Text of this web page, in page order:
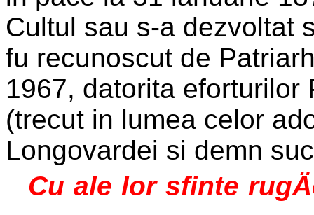
Cultul sau s-a dezvoltat
fu recunoscut de
1967, datorita
(trecut in lumea celor
Longovardei si demn
Cu ale lor sfinte